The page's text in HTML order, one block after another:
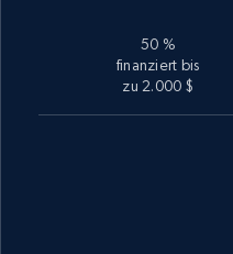
50 %
finanziert bis
zu 2.000 $